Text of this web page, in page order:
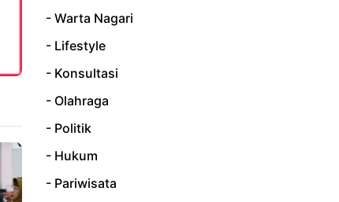
- Warta Nagari
- Lifestyle
- Konsultasi
- Olahraga
- Politik
- Hukum
- Pariwisata